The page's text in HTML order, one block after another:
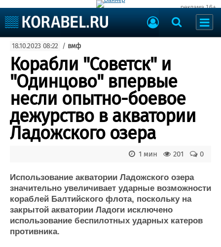
реклама 16+
Судоходство
Судоремонт
События
Пресс-релизы
Порты
Рыболовство
ВМФ
Образование
Яхты и катера
Еще
Компании
Репутация
Работа
Крюинг
Журнал
Торговая площадка
Доска объявлений
Оборудование
Изделия
Материалы
Услуги
18.10.2023 08:22 / вмф
Корабли "Советск" и
"Одинцово" впервые
несли опытно-боевое
дежурство в акватории
Ладожского озера
0
201
1 мин
Использование акватории Ладожского озера
значительно увеличивает ударные возможности
кораблей Балтийского флота, поскольку на
закрытой акватории Ладоги исключено
использование беспилотных ударных катеров
противника.